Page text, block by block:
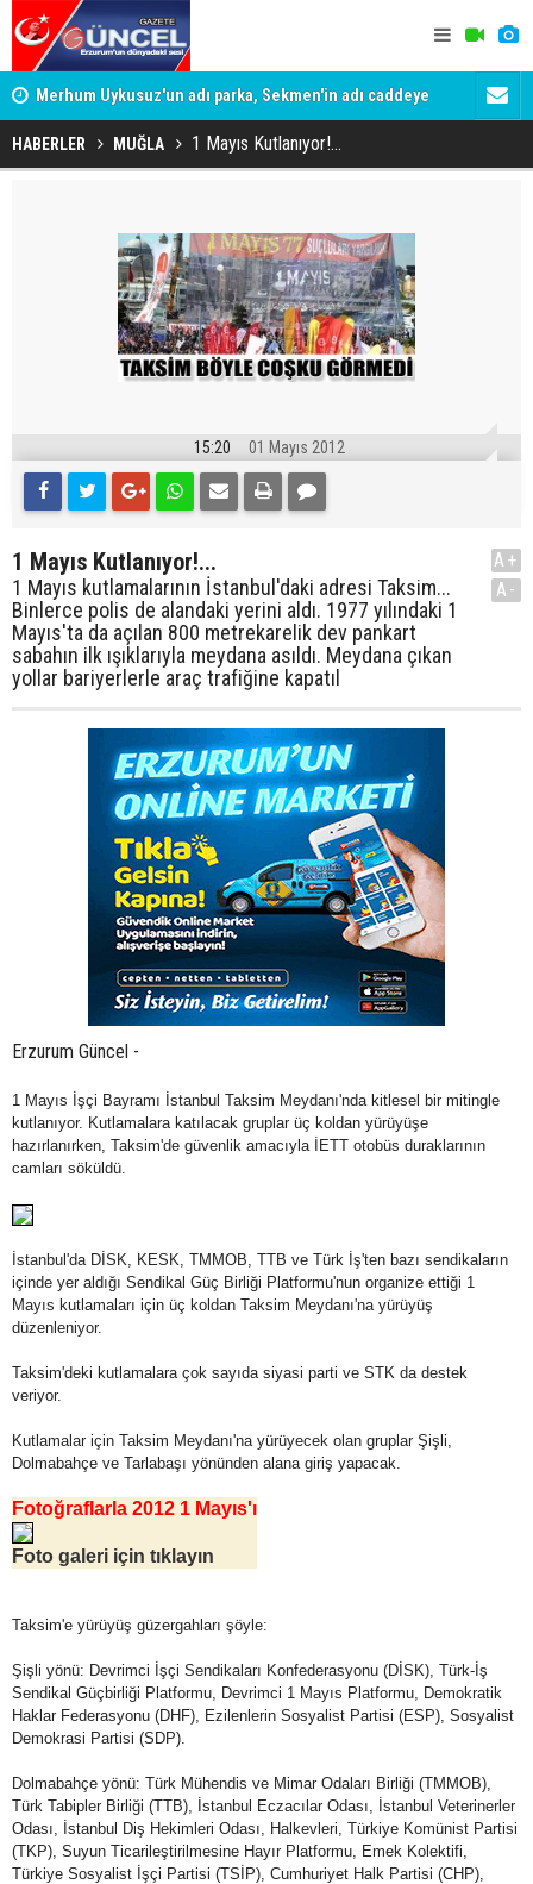
Merhum Uykusuz'un adı parka, Sekmen'in adı caddeye
verildi
HABERLER MUĞLA 1 Mayıs Kutlanıyor!...
15:20 01 Mayıs 2012
1 Mayıs Kutlanıyor!...
1 Mayıs kutlamalarının İstanbul'daki adresi Taksim...
Binlerce polis de alandaki yerini aldı. 1977 yılındaki 1
Mayıs'ta da açılan 800 metrekarelik dev pankart
sabahın ilk ışıklarıyla meydana asıldı. Meydana çıkan
yollar bariyerlerle araç trafiğine kapatıl
A+
A-
Erzurum Güncel -
1 Mayıs İşçi Bayramı İstanbul Taksim Meydanı'nda kitlesel bir mitingle
kutlanıyor. Kutlamalara katılacak gruplar üç koldan yürüyüşe
hazırlanırken, Taksim'de güvenlik amacıyla İETT otobüs duraklarının
camları söküldü.
İstanbul'da DİSK, KESK, TMMOB, TTB ve Türk İş'ten bazı sendikaların
içinde yer aldığı Sendikal Güç Birliği Platformu'nun organize ettiği 1
Mayıs kutlamaları için üç koldan Taksim Meydanı'na yürüyüş
düzenleniyor.
Taksim'deki kutlamalara çok sayıda siyasi parti ve STK da destek
veriyor.
Kutlamalar için Taksim Meydanı'na yürüyecek olan gruplar Şişli,
Dolmabahçe ve Tarlabaşı yönünden alana giriş yapacak.
Fotoğraflarla 2012 1 Mayıs'ı
Foto galeri için tıklayın
Taksim'e yürüyüş güzergahları şöyle:
Şişli yönü: Devrimci İşçi Sendikaları Konfederasyonu (DİSK), Türk-İş
Sendikal Güçbirliği Platformu, Devrimci 1 Mayıs Platformu, Demokratik
Haklar Federasyonu (DHF), Ezilenlerin Sosyalist Partisi (ESP), Sosyalist
Demokrasi Partisi (SDP).
Dolmabahçe yönü: Türk Mühendis ve Mimar Odaları Birliği (TMMOB),
Türk Tabipler Birliği (TTB), İstanbul Eczacılar Odası, İstanbul Veterinerler
Odası, İstanbul Diş Hekimleri Odası, Halkevleri, Türkiye Komünist Partisi
(TKP), Suyun Ticarileştirilmesine Hayır Platformu, Emek Kolektifi,
Türkiye Sosyalist İşçi Partisi (TSİP), Cumhuriyet Halk Partisi (CHP),